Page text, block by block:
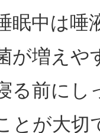
眠中は唾
が増えや
る前にし
とが大切